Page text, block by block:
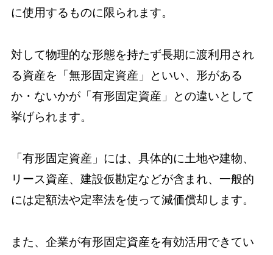
に使用するものに限られます。
対して物理的な形態を持たず長期に渡利用され
る資産を「無形固定資産」といい、形がある
か・ないかが「有形固定資産」との違いとして
挙げられます。
「有形固定資産」には、具体的に土地や建物、
リース資産、建設仮勘定などが含まれ、一般的
には定額法や定率法を使って減価償却します。
また、企業が有形固定資産を有効活用できてい